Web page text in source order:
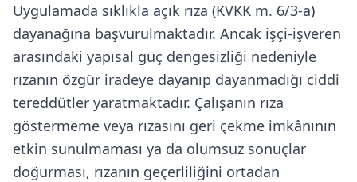
Uygulamada sıklıkla açık rıza (KVKK m. 6/3-a)
dayanağına başvurulmaktadır. Ancak işçi-işveren
arasındaki yapısal güç dengesizliği nedeniyle
rızanın özgür iradeye dayanıp dayanmadığı ciddi
tereddütler yaratmaktadır. Çalışanın rıza
göstermeme veya rızasını geri çekme imkânının
etkin sunulmaması ya da olumsuz sonuçlar
doğurması, rızanın geçerliliğini ortadan